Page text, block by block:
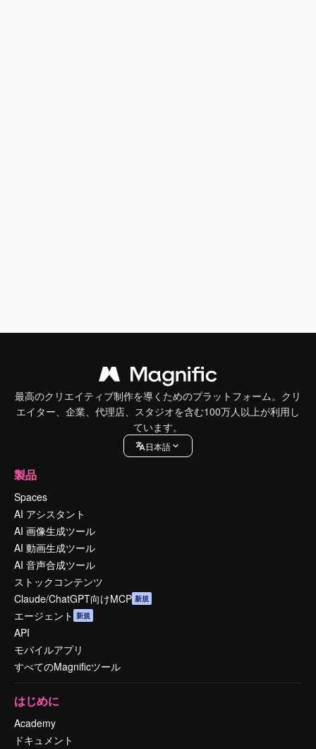
最高のクリエイティブ制作を導くためのプラットフォーム。クリ
エイター、企業、代理店、スタジオを含む100万人以上が利用し
ています。
日本語
製品
Spaces
AI アシスタント
AI 画像生成ツール
AI 動画生成ツール
AI 音声合成ツール
ストックコンテンツ
Claude/ChatGPT向けMCP 新規
エージェント 新規
API
モバイルアプリ
すべてのMagnificツール
はじめに
Academy
ドキュメント